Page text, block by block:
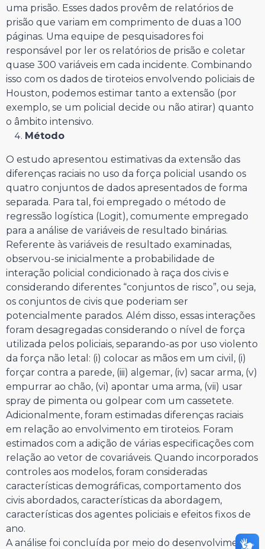
uma prisão. Esses dados provêm de relatórios de
prisão que variam em comprimento de duas a 100
páginas. Uma equipe de pesquisadores foi
responsável por ler os relatórios de prisão e coletar
quase 300 variáveis em cada incidente. Combinando
isso com os dados de tiroteios envolvendo policiais de
Houston, podemos estimar tanto a extensão (por
exemplo, se um policial decide ou não atirar) quanto
o âmbito intensivo.
Método
O estudo apresentou estimativas da extensão das
diferenças raciais no uso da força policial usando os
quatro conjuntos de dados apresentados de forma
separada. Para tal, foi empregado o método de
regressão logística (Logit), comumente empregado
para a análise de variáveis de resultado binárias.
Referente às variáveis de resultado examinadas,
observou-se inicialmente a probabilidade de
interação policial condicionado à raça dos civis e
considerando diferentes “conjuntos de risco”, ou seja,
os conjuntos de civis que poderiam ser
potencialmente parados. Além disso, essas interações
foram desagregadas considerando o nível de força
utilizada pelos policiais, separando-as por uso violento
da força não letal: (i) colocar as mãos em um civil, (i)
forçar contra a parede, (iii) algemar, (iv) sacar arma, (v)
empurrar ao chão, (vi) apontar uma arma, (vii) usar
spray de pimenta ou golpear com um cassetete.
Adicionalmente, foram estimadas diferenças raciais
em relação ao envolvimento em tiroteios. Foram
estimados com a adição de várias especificações com
relação ao vetor de covariáveis. Quando incorporados
controles aos modelos, foram consideradas
características demográficas, comportamento dos
civis abordados, características da abordagem,
características dos agentes policiais e efeitos fixos de
ano.
A análise foi concluída por meio do desenvolvimento